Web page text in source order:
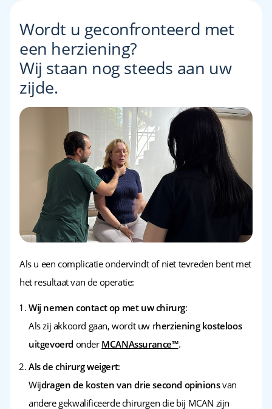
Wordt u geconfronteerd met
een herziening?
Wij staan nog steeds aan uw
zijde.
Als u een complicatie ondervindt of niet tevreden bent met
het resultaat van de operatie:
Wij nemen contact op met uw chirurg:
Als zij akkoord gaan, wordt uw rherziening kosteloos
uitgevoerd onder MCANAssurance™.
Als de chirurg weigert:
Wijdragen de kosten van drie second opinionsvan
andere gekwalificeerde chirurgen die bij MCAN zijn